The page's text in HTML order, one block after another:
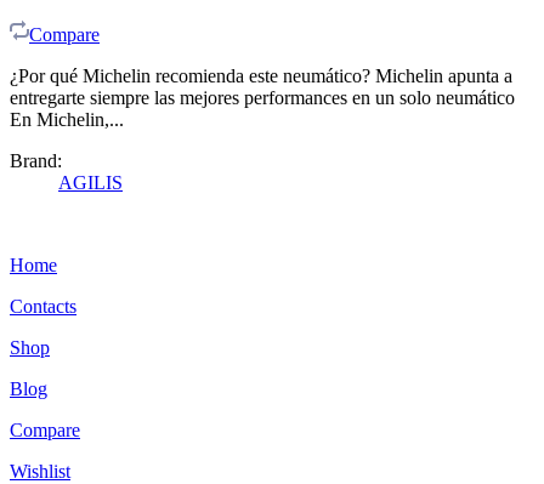
Compare
¿Por qué Michelin recomienda este neumático? Michelin apunta a
entregarte siempre las mejores performances en un solo neumático
En Michelin,...
Brand:
AGILIS
Home
Contacts
Shop
Blog
Compare
Wishlist